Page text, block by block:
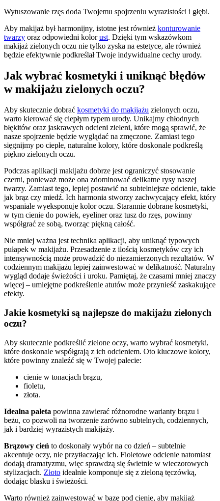
Wytuszowanie rzęs doda Twojemu spojrzeniu wyrazistości i głębi.
Aby makijaż był harmonijny, istotne jest również konturowanie
twarzy oraz odpowiedni kolorust. Dzięki tym wskazówkom
makijaż zielonych oczu nie tylko zyska na estetyce, ale również
będzie efektywnie podkreślał Twoje indywidualne cechy urody.
Jak wybrać kosmetyki i uniknąć błędów
w makijażu zielonych oczu?
Aby skutecznie dobrać kosmetyki do makijażu zielonych oczu,
warto kierować się ciepłym typem urody. Unikajmy chłodnych
błękitów oraz jaskrawych odcieni zieleni, które mogą sprawić, że
nasze spojrzenie będzie wyglądać na zmęczone. Zamiast tego
sięgnijmy po ciepłe, naturalne kolory, które doskonale podkreślą
piękno zielonych oczu.
Podczas aplikacji makijażu dobrze jest ograniczyć stosowanie
czerni, ponieważ może ona zdominować delikatne rysy naszej
twarzy. Zamiast tego, lepiej postawić na subtelniejsze odcienie, takie
jak brąz czy miedź. Ich harmonia stworzy zachwycający efekt, który
wspaniale wyeksponuje kolor oczu. Starannie dobrane kosmetyki,
w tym cienie do powiek, eyeliner oraz tusz do rzęs, powinny
współgrać ze sobą, tworząc piękną całość.
Nie mniej ważna jest technika aplikacji, aby uniknąć typowych
pułapek w makijażu. Przesadzenie z ilością kosmetyków czy ich
intensywnością może prowadzić do niezamierzonych rezultatów. W
codziennym makijażu lepiej zainwestować w delikatność. Naturalny
wygląd dodaje świeżości i uroku. Pamiętaj, że czasami mniej znaczy
więcej – umiejętne podkreślenie atutów może przynieść zaskakujące
efekty.
Jakie kosmetyki są najlepsze do makijażu zielonych
oczu?
Aby skutecznie podkreślić zielone oczy, warto wybrać kosmetyki,
które doskonale współgrają z ich odcieniem. Oto kluczowe kolory,
które powinny znaleźć się w Twojej palecie:
cienie w tonacjach brązu,
fioletu,
złota.
Idealna paleta powinna zawierać różnorodne warianty brązu i
beżu, co pozwoli na tworzenie zarówno subtelnych, codziennych,
jak i bardziej wyrazistych makijaży.
Brązowy cień to doskonały wybór na co dzień – subtelnie
akcentuje oczy, nie przytłaczając ich. Fioletowe odcienie natomiast
dodają dramatyzmu, więc sprawdzą się świetnie w wieczorowych
stylizacjach. Złoto idealnie komponuje się z zieloną tęczówką,
dodając blasku i świeżości.
Warto również zainwestować w bazę pod cienie, aby makijaż